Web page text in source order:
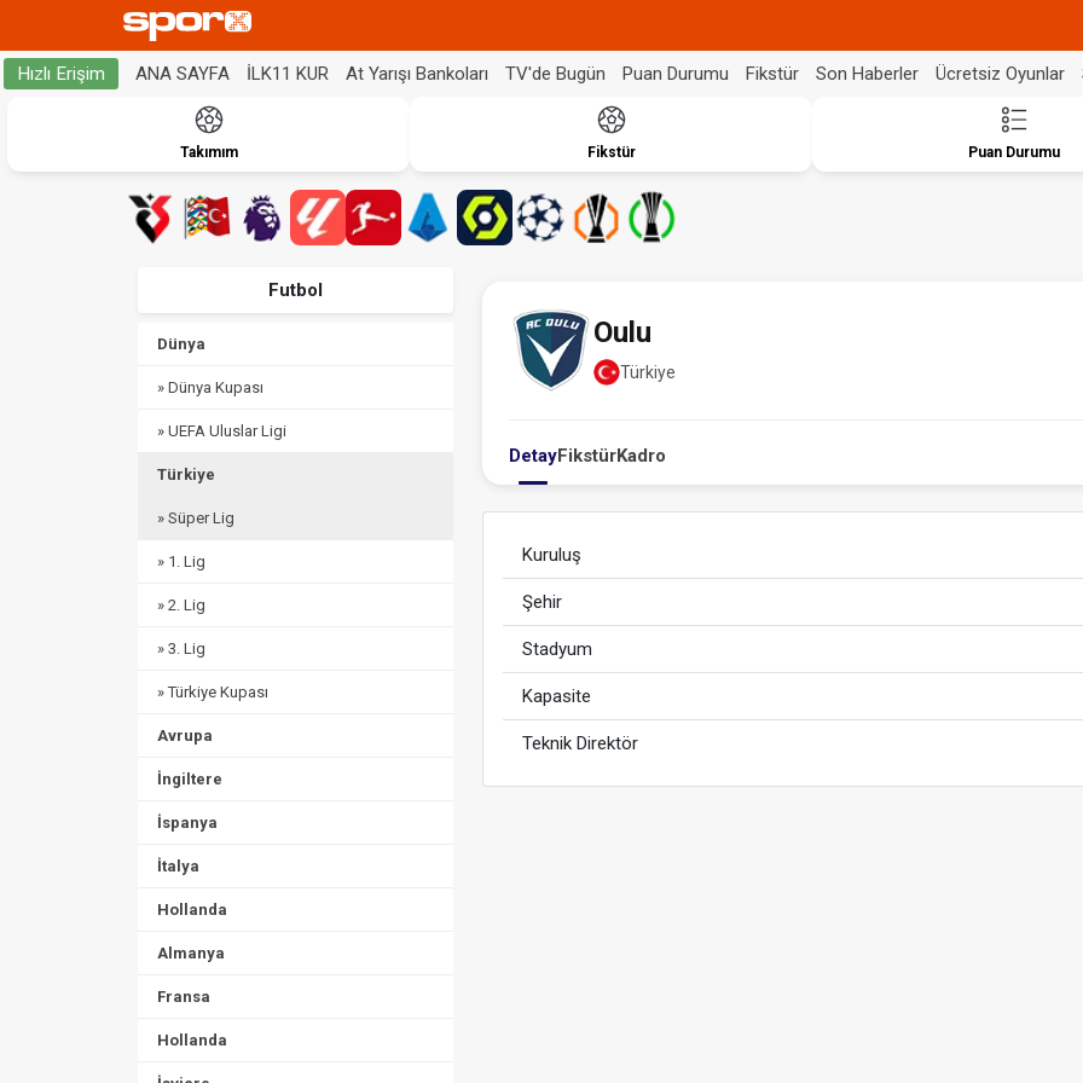
Hızlı Erişim ANA SAYFA İLK11 KUR At Yarışı Bankoları TV'de Bugün Puan Durumu Fikstür Son Haberler Ücretsiz Oyunlar
Takımım Fikstür Puan Durumu
Futbol
Dünya
» Dünya Kupası
» UEFA Uluslar Ligi
Türkiye
» Süper Lig
» 1. Lig
» 2. Lig
» 3. Lig
» Türkiye Kupası
Avrupa
İngiltere
İspanya
İtalya
Hollanda
Almanya
Fransa
Hollanda
Oulu
Türkiye
DetayFikstürKadro
Kuruluş
Şehir
Stadyum
Kapasite
Teknik Direktör